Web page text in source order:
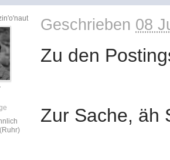
Geschrieben 08
Zu den
Zur Sache, äh